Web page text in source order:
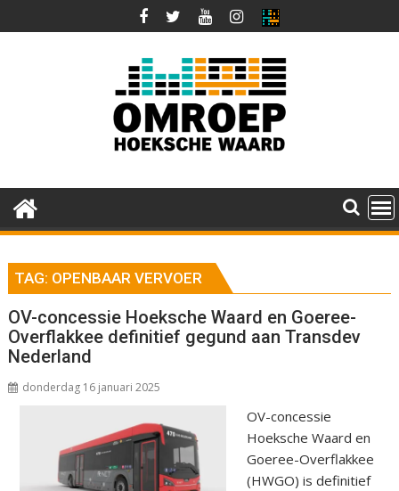
naar
TAG: OPENBAAR VERVOER
OV-concessie Hoeksche Waard en Goeree-
Overflakkee definitief gegund aan Transdev
Nederland
donderdag 16 januari 2025
OV-concessie
Hoeksche Waard en
Goeree-Overflakkee
(HWGO) is definitief